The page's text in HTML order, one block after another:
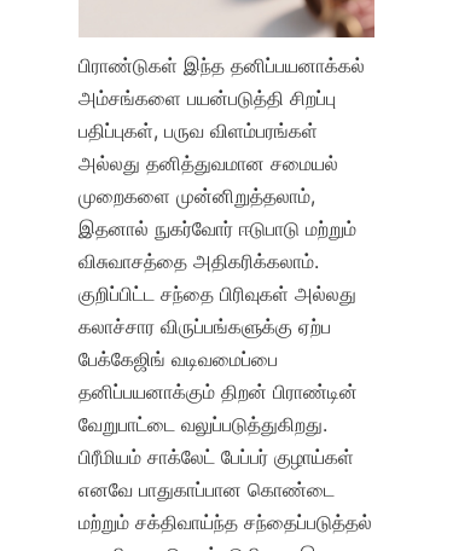
பிராண்டுகள் இந்த தனிப்பயனாக்கல்
அம்சங்களை பயன்படுத்தி சிறப்பு
பதிப்புகள், பருவ விளம்பரங்கள்
அல்லது தனித்துவமான சமையல்
முறைகளை முன்னிறுத்தலாம்,
இதனால் நுகர்வோர் ஈடுபாடு மற்றும்
விசுவாசத்தை அதிகரிக்கலாம்.
குறிப்பிட்ட சந்தை பிரிவுகள் அல்லது
கலாச்சார விருப்பங்களுக்கு ஏற்ப
பேக்கேஜிங் வடிவமைப்பை
தனிப்பயனாக்கும் திறன் பிராண்டின்
வேறுபாட்டை வலுப்படுத்துகிறது.
பிரீமியம் சாக்லேட் பேப்பர் குழாய்கள்
எனவே பாதுகாப்பான கொண்டை
மற்றும் சக்திவாய்ந்த சந்தைப்படுத்தல்